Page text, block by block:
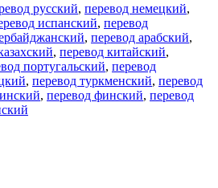
русский, перевод немецкий,
испанский, перевод
, перевод арабский,
, перевод китайский,
португальский, перевод
, перевод туркменский, перевод
, перевод финский, перевод